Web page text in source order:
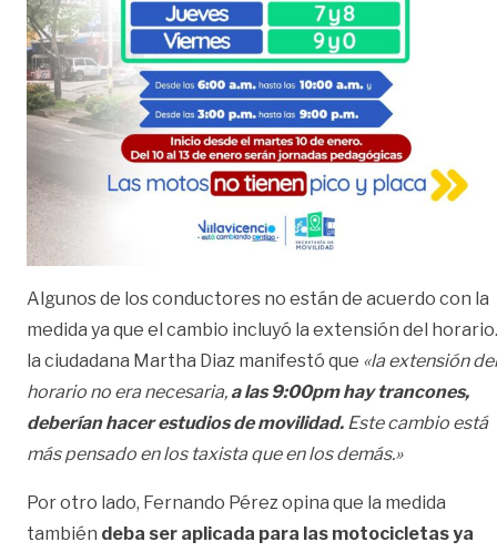
Algunos de los conductores no están de acuerdo con la
medida ya que el cambio incluyó la extensión del horario.
la ciudadana Martha Diaz manifestó que «la extensión del
horario no era necesaria,a las 9:00pm hay trancones,
deberían hacer estudios de movilidad. Este cambio está
más pensado en los taxista que en los demás.»
Por otro lado, Fernando Pérez opina que la medida
también deba ser aplicada para las motocicletas ya